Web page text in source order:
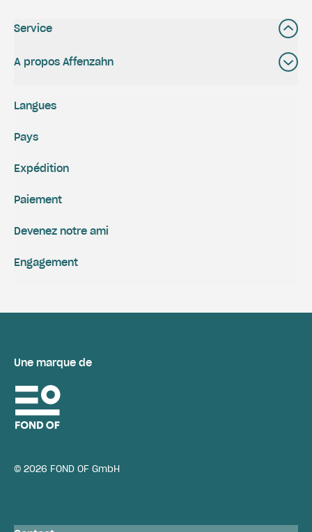
Service
A propos Affenzahn
Expédition
Paiement
Engagement
Devenez notre ami
Langues
Pays
Une marque de
© 2026 FOND OF GmbH